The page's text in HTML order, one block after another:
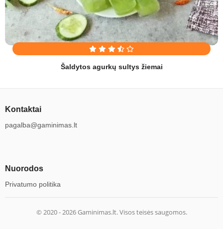
Šaldytos agurkų sultys žiemai
Kontaktai
pagalba@gaminimas.lt
Nuorodos
Privatumo politika
© 2020 -2026Gaminimas.lt. Visos teisės saugomos.